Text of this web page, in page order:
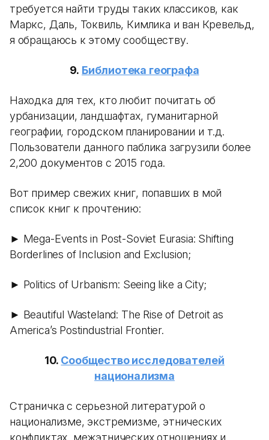
требуется найти труды таких классиков, как
Маркс, Даль, Токвиль, Кимлика и ван Кревельд,
я обращаюсь к этому сообществу.
9. Библиотека географа
Находка для тех, кто любит почитать об
урбанизации, ландшафтах, гуманитарной
географии, городском планировании и т.д.
Пользователи данного паблика загрузили более
2,200 документов с 2015 года.
Вот пример свежих книг, попавших в мой
список книг к прочтению:
► Mega-Events in Post-Soviet Eurasia: Shifting
Borderlines of Inclusion and Exclusion;
► Politics of Urbanism: Seeing like a City;
► Beautiful Wasteland: The Rise of Detroit as
America’s Postindustrial Frontier.
10. Сообщество исследователей
национализма
Страничка с серьезной литературой о
национализме, экстремизме, этнических
конфликтах, межэтнических отношениях и